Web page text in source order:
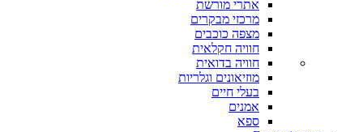
אתרי מורשת
מרכזי מבקרים
מצפה כוכבים
חוויה חקלאית
חוויה בדואית
מוזיאונים וגלריות
בעלי חיים
אמנים
ספא